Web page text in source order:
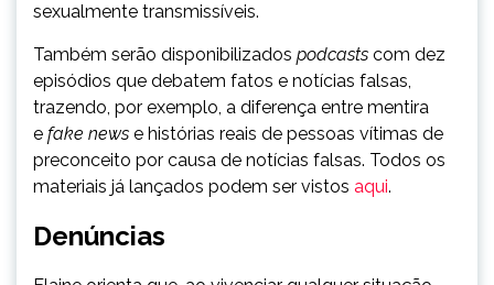
sexualmente transmissíveis.
Também serão disponibilizados podcasts com dez
episódios que debatem fatos e notícias falsas,
trazendo, por exemplo, a diferença entre mentira
e fake news e histórias reais de pessoas vítimas de
preconceito por causa de notícias falsas. Todos os
materiais já lançados podem ser vistos aqui.
Denúncias